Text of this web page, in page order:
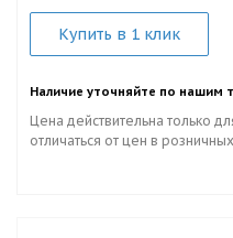
Купить в 1 клик
Наличие уточняйте по нашим
Цена действительна только
отличаться от цен в